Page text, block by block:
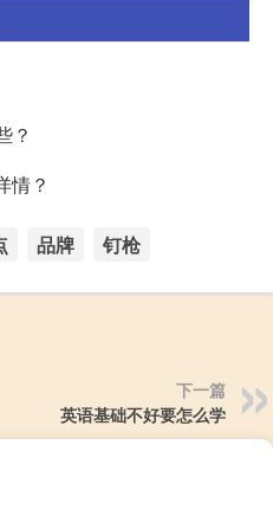
？
情？
品牌 钉枪
下一篇
英语基础不好要怎么学